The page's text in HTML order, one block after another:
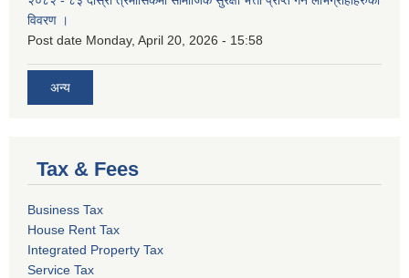
विवरण ।
Post date Monday, April 20, 2026 - 15:58
अन्य
Tax & Fees
Business Tax
House Rent Tax
Integrated Property Tax
Service Tax